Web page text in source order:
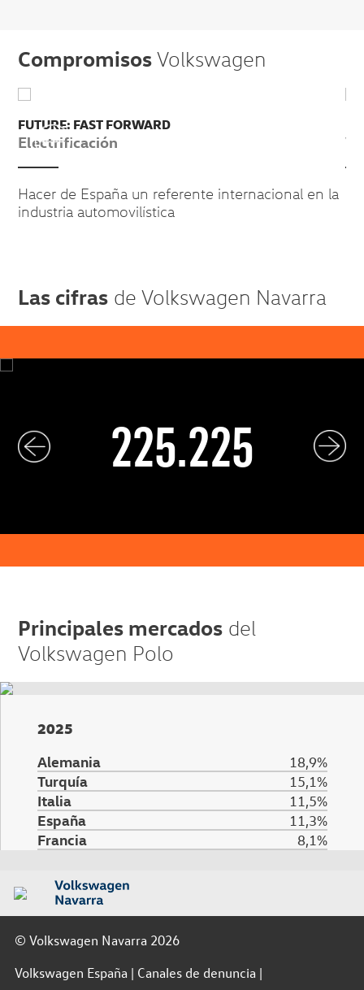
Compromisos Volkswagen
FUTURE: FAST FORWARD
Electrificación
Hacer de España un referente internacional en la
industria automovilística
Las cifras de Volkswagen Navarra
225.225
Principales mercados del
Volkswagen Polo
2025
Alemania 18,9%
Turquía 15,1%
Italia 11,5%
España 11,3%
Francia 8,1%
© Volkswagen Navarra 2026
Volkswagen España
Canales de denuncia